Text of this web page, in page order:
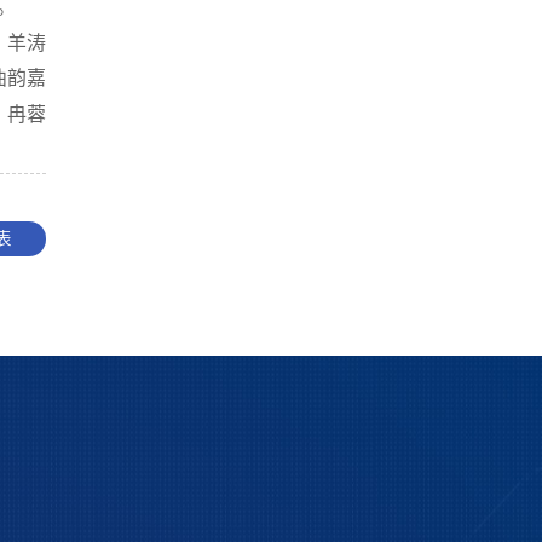
羊涛
韵嘉
冉蓉